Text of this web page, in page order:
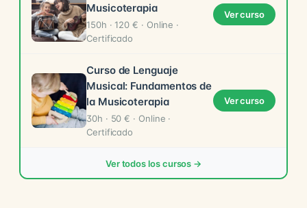
Musicoterapia
150h · 120 € · Online ·
Certificado
Ver curso
Curso de Lenguaje
Musical: Fundamentos de
la Musicoterapia
30h · 50 € · Online ·
Certificado
Ver curso
Ver todos los cursos →